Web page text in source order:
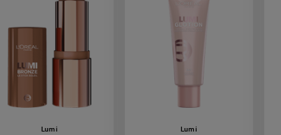
Lumi Lumi